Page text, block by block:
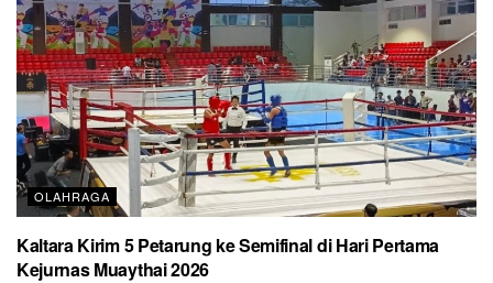
OLAHRAGA
Kaltara Kirim 5 Petarung ke Semifinal di Hari Pertama
Kejurnas Muaythai 2026